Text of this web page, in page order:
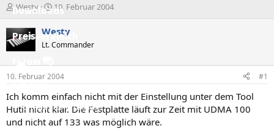
Downloads
Preisvergleich
Forum
Aktuelles
Empfohlene Inhalte
Neue Beiträge
E
r
s
t
e
e
r
Westy
E
r
s
e
l
t
a
m
10. Februar 2004
Westy
Lt. Commander
10. Februar 2004 #1
Ich komm einfach nicht mit der Einstellung unter dem Tool
Hutil nicht klar. Die Festplatte läuft zur Zeit mit UDMA 100
und nicht auf 133 was möglich wäre.